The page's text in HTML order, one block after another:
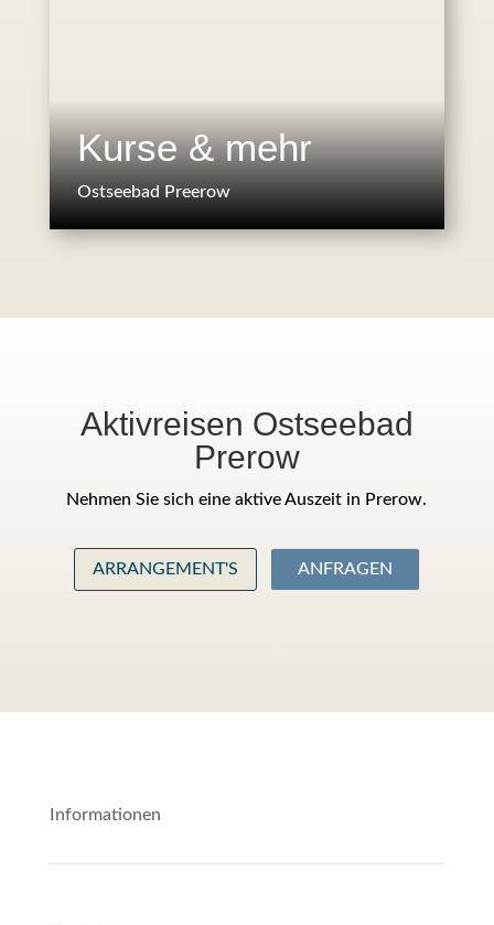
Kurse & mehr
Ostseebad Preerow
Aktivreisen Ostseebad
Prerow
Nehmen Sie sich eine aktive Auszeit in Prerow.
ARRANGEMENT'S ANFRAGEN
Informationen